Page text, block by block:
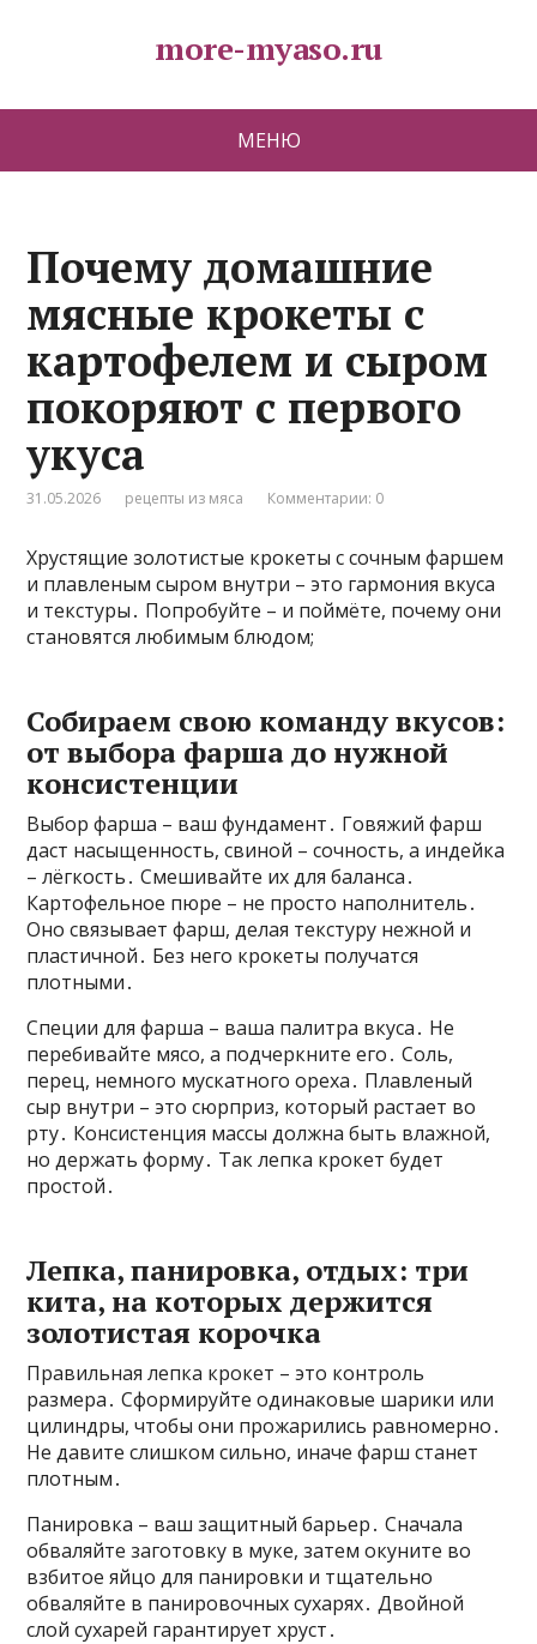
more-myaso.ru
МЕНЮ
Почему домашние
мясные крокеты с
картофелем и сыром
покоряют с первого
укуса
31.05.2026 рецепты из мяса Комментарии: 0
Хрустящие золотистые крокеты с сочным фаршем
и плавленым сыром внутри – это гармония вкуса
и текстуры․ Попробуйте – и поймёте, почему они
становятся любимым блюдом;
Собираем свою команду вкусов:
от выбора фарша до нужной
консистенции
Выбор фарша – ваш фундамент․ Говяжий фарш
даст насыщенность, свиной – сочность, а индейка
– лёгкость․ Смешивайте их для баланса․
Картофельное пюре – не просто наполнитель․
Оно связывает фарш, делая текстуру нежной и
пластичной․ Без него крокеты получатся
плотными․
Специи для фарша – ваша палитра вкуса․ Не
перебивайте мясо, а подчеркните его․ Соль,
перец, немного мускатного ореха․ Плавленый
сыр внутри – это сюрприз, который растает во
рту․ Консистенция массы должна быть влажной,
но держать форму․ Так лепка крокет будет
простой․
Лепка, панировка, отдых: три
кита, на которых держится
золотистая корочка
Правильная лепка крокет – это контроль
размера․ Сформируйте одинаковые шарики или
цилиндры, чтобы они прожарились равномерно․
Не давите слишком сильно, иначе фарш станет
плотным․
Панировка – ваш защитный барьер․ Сначала
обваляйте заготовку в муке, затем окуните во
взбитое яйцо для панировки и тщательно
обваляйте в панировочных сухарях․ Двойной
слой сухарей гарантирует хруст․